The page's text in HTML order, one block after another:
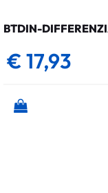
BTDIN-
€ 17,93
Quantità